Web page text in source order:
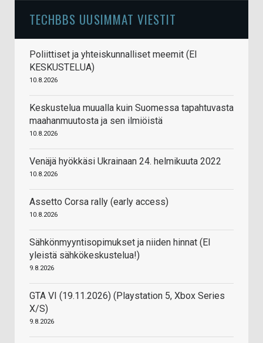
TECHBBS UUSIMMAT VIESTIT
Poliittiset ja yhteiskunnalliset meemit (EI
KESKUSTELUA)
10.8.2026
Keskustelua muualla kuin Suomessa tapahtuvasta
maahanmuutosta ja sen ilmiöistä
10.8.2026
Venäjä hyökkäsi Ukrainaan 24. helmikuuta 2022
10.8.2026
Assetto Corsa rally (early access)
10.8.2026
Sähkönmyyntisopimukset ja niiden hinnat (EI
yleistä sähkökeskustelua!)
9.8.2026
GTA VI (19.11.2026) (Playstation 5, Xbox Series
X/S)
9.8.2026